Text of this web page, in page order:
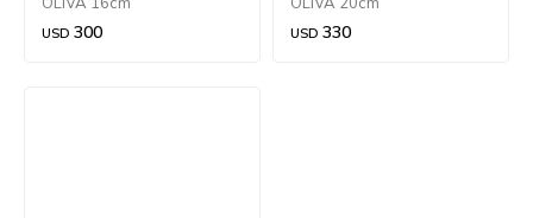
USD 300 USD 330